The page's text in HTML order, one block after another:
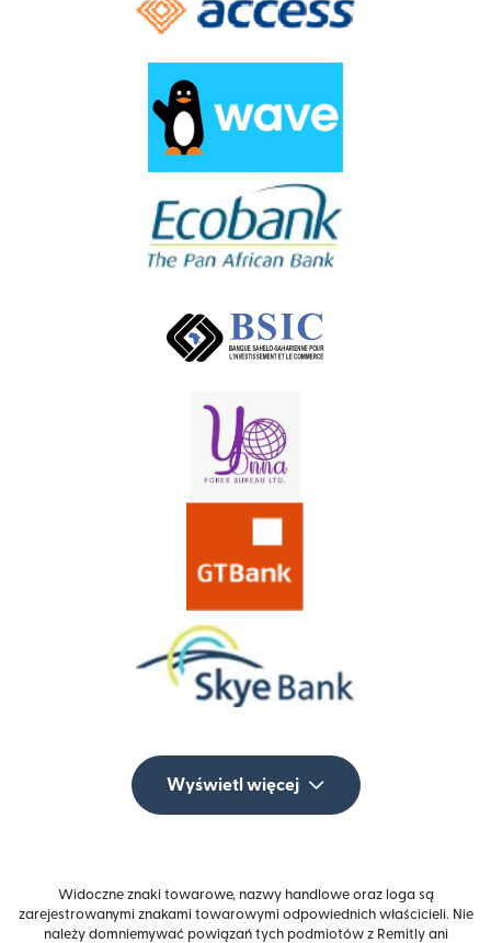
Wyświetl więcej
Widoczne znaki towarowe, nazwy handlowe oraz loga są
zarejestrowanymi znakami towarowymi odpowiednich właścicieli. Nie
należy domniemywać powiązań tych podmiotów z Remitly ani